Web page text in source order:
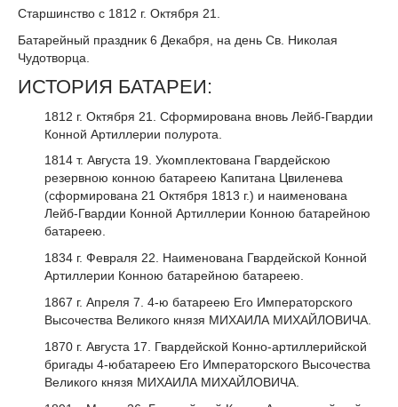
Старшинство с 1812 г. Октября 21.
Батарейный праздник 6 Декабря, на день Св. Николая
Чудотворца.
ИСТОРИЯ БАТАРЕИ:
1812 г. Октября 21. Сформирована вновь Лейб-Гвардии
Конной Артиллерии полурота.
1814 т. Августа 19. Укомплектована Гвардейскою
резервною конною батареею Капитана Цвиленева
(сформирована 21 Октября 1813 г.) и наименована
Лейб-Гвардии Конной Артиллерии Конною батарейною
батареею.
1834 г. Февраля 22. Наименована Гвардейской Конной
Артиллерии Конною батарейною батареею.
1867 г. Апреля 7. 4-ю батареею Его Императорского
Высочества Великого князя МИХАИЛА МИХАЙЛОВИЧА.
1870 г. Августа 17. Гвардейской Конно-артиллерийской
бригады 4-юбатареею Его Императорского Высочества
Великого князя МИХАИЛА МИХАЙЛОВИЧА.